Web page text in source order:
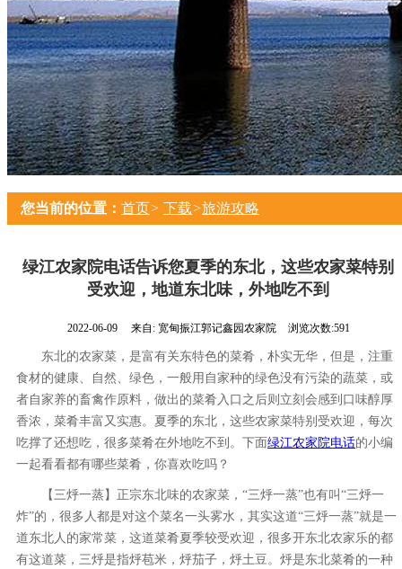
您当前的位置： 首页> 下载>旅游攻略
绿江农家院电话告诉您夏季的东北，这些农家菜特别
受欢迎，地道东北味，外地吃不到
2022-06-09 来自: 宽甸振江郭记鑫园农家院 浏览次数:591
东北的农家菜，是富有关东特色的菜肴，朴实无华，但是，注重
食材的健康、自然、绿色，一般用自家种的绿色没有污染的蔬菜，或
者自家养的畜禽作原料，做出的菜肴入口之后则立刻会感到口味醇厚
香浓，菜肴丰富又实惠。夏季的东北，这些农家菜特别受欢迎，每次
吃撑了还想吃，很多菜肴在外地吃不到。下面绿江农家院电话的小编
一起看看都有哪些菜肴，你喜欢吃吗？
【三烀一蒸】正宗东北味的农家菜，“三烀一蒸”也有叫“三烀一
炸”的，很多人都是对这个菜名一头雾水，其实这道“三烀一蒸”就是一
道东北人的家常菜，这道菜肴夏季较受欢迎，很多开东北农家乐的都
有这道菜，三烀是指烀苞米，烀茄子，烀土豆。烀是东北菜肴的一种